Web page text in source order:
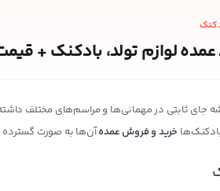
لوازم تولد، بادکنک +
جای ثابتی در مهمانی‌ها و مراسم‌های مختلف
خرید و فروش عمدهآن‌ها به صورت گسترده